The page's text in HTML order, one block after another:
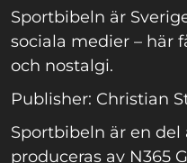
Sportbibeln är
sociala medier – här
och nostalgi.
Publisher: Christian
Sportbibeln är en del
produceras av N365